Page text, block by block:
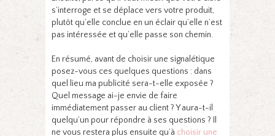
s’interroge et se déplace vers votre produit,
plutôt qu’elle conclue en un éclair qu’elle n’est
pas intéressée et qu’elle passe son chemin.
En résumé, avant de choisir une signalétique
posez-vous ces quelques questions : dans
quel lieu ma publicité sera-t-elle exposée ?
Quel message ai-je envie de faire
immédiatement passer au client ? Y aura-t-il
quelqu’un pour répondre à ses questions ? Il
ne vous restera plus ensuite qu’à choisir une